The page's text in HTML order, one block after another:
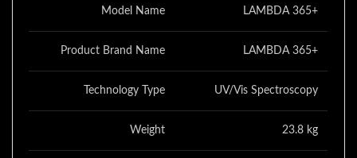
Model Name LAMBDA 365+
Product Brand Name LAMBDA 365+
Technology Type UV/Vis Spectroscopy
Weight 23.8 kg